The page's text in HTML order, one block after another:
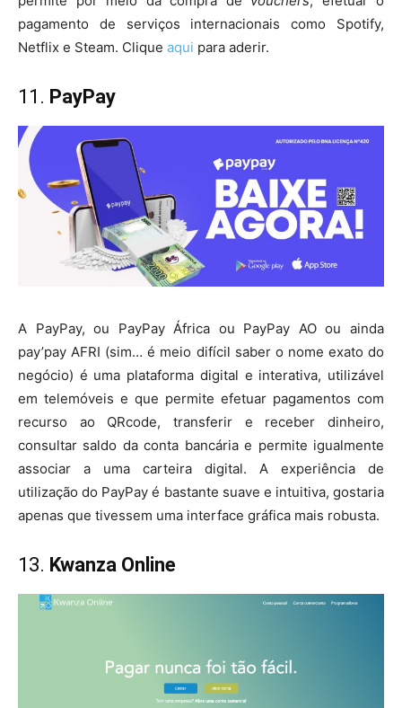
pagamento de serviços internacionais como Spotify,
Netflix e Steam. Clique aqui para aderir.
11. PayPay
A PayPay, ou PayPay África ou PayPay AO ou ainda
pay’pay AFRI (sim… é meio difícil saber o nome exato do
negócio) é uma plataforma digital e interativa, utilizável
em telemóveis e que permite efetuar pagamentos com
recurso ao QRcode, transferir e receber dinheiro,
consultar saldo da conta bancária e permite igualmente
associar a uma carteira digital. A experiência de
utilização do PayPay é bastante suave e intuitiva, gostaria
apenas que tivessem uma interface gráfica mais robusta.
13. Kwanza Online